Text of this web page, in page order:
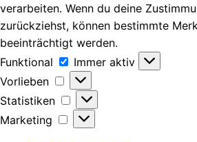
verarbeiten. Wenn du deine
zurückziehst, können bestimmte
beeinträchtigt werden.
Funktional
Immer aktiv
Vorlieben
Statistiken
Marketing